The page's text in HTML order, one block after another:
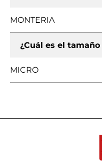
MONTERIA
¿Cuál es el
MICRO